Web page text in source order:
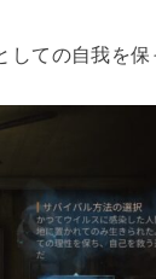
ての自我を保